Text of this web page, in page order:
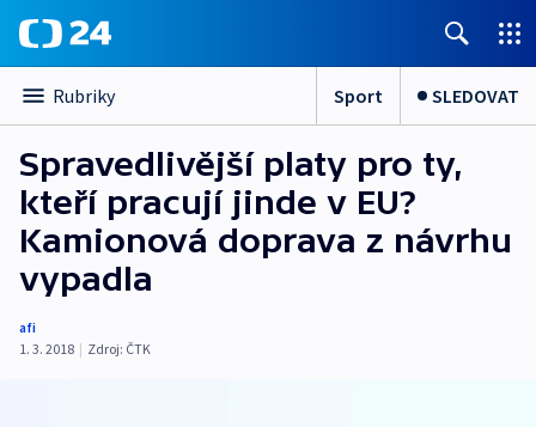
Rubriky Sport SLEDOVAT
Spravedlivější platy pro ty,
kteří pracují jinde v EU?
Kamionová doprava z návrhu
vypadla
afi
1. 3. 2018 | Zdroj: ČTK